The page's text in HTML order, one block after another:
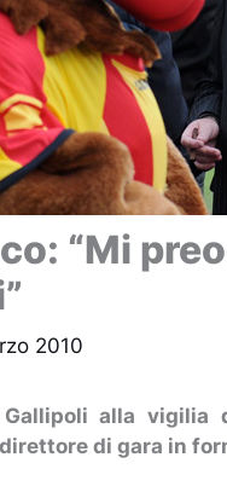
“Mi
2010
alla vigilia
di gara in